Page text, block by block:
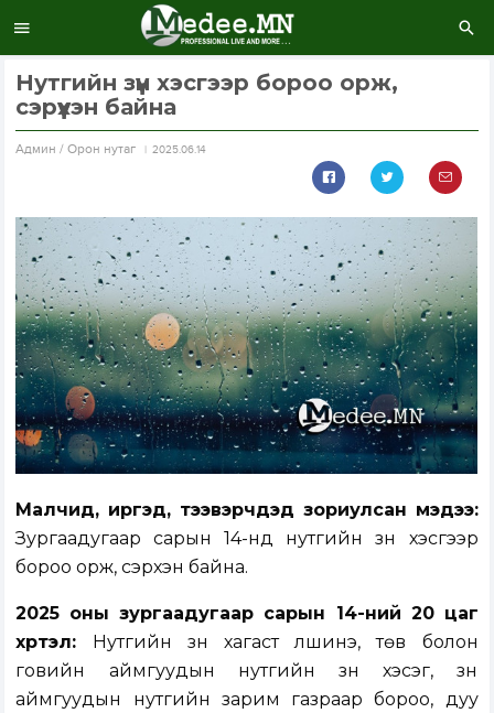
Нутгийн зүүн хэсгээр бороо орж,
сэрүүхэн байна
Aдмин / Орон нутаг 2025.06.14
Малчид, иргэд, тээвэрчдэд зориулсан мэдээ:
Зургаадугаар сарын 14-нд нутгийн зүүн хэсгээр
бороо орж, сэрүүхэн байна.
2025 оны зургаадугаар сарын 14-ний 20 цаг
хүртэл: Нутгийн зүүн хагаст үүлшинэ, төв болон
говийн аймгуудын нутгийн зүүн хэсэг, зүүн
аймгуудын нутгийн зарим газраар бороо, дуу